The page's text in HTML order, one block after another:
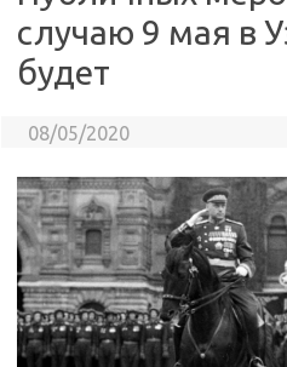
случаю 9 мая в
будет
08/05/2020